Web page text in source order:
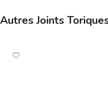
Autres Joints